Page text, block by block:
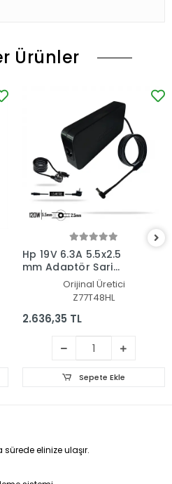
Ürünler
Hp 19V 6.3A 5.5x2.5
mm Adaptör Şarj
Aleti-CihazıOrijinal Üretici
Z77T48HL
2.636,35 TL
Sepete Ekle
sürede elinize ulaşır.